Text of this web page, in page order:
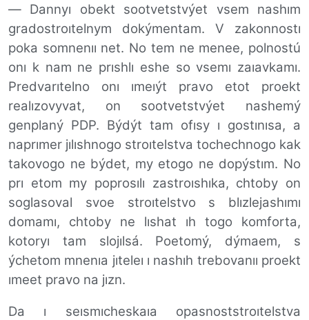
— Dannyı obekt sootvetstvýet vsem nashım
gradostroıtelnym dokýmentam. V zakonnostı
poka somnenıı net. No tem ne menee, polnostú
onı k nam ne prıshlı eshe so vsemı zaıavkamı.
Predvarıtelno onı ımeıýt pravo etot proekt
realızovyvat, on sootvetstvýet nashemý
genplaný PDP. Býdýt tam ofısy ı gostınısa, a
naprımer jılıshnogo stroıtelstva tochechnogo kak
takovogo ne býdet, my etogo ne dopýstım. No
prı etom my poprosılı zastroıshıka, chtoby on
soglasoval svoe stroıtelstvo s blızlejashımı
domamı, chtoby ne lıshat ıh togo komforta,
kotoryı tam slojılsá. Poetomý, dýmaem, s
ýchetom mnenıa jıteleı ı nashıh trebovanıı proekt
ımeet pravo na jızn.
Da ı seısmıcheskaıa opasnoststroıtelstva